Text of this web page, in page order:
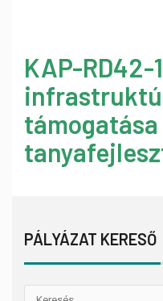
KAP-RD42-
támogatása
PÁLYÁZAT KERESŐ